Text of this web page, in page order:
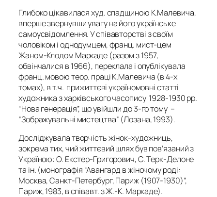
Глибоко цікавилася худ. спадщиною К.Малевича,
вперше звернувши увагу на його українське
самоусвідомлення. У співавторстві з своїм
чоловіком і однодумцем, франц. мист-цем
Жаном-Клодом Маркаде (разом з 1957,
обвінчалися в 1966), переклала і опублікувала
франц. мовою теор. праці К.Малевича (в 4-х
томах), в т.ч. прижиттєві україномовні статті
художника з харківського часопису 1928-1930 рр.
“Нова генерація”, що увійшли до 3-го тому –
“Зображувальні мистецтва” (Лозана, 1993).
Досліджувала творчість жінок-художниць,
зокрема тих, чий життєвий шлях був пов’язаний з
Україною: О. Екстер-Григорович, С. Терк-Делоне
та ін. (монографія “Авангард в жіночому роді:
Москва, Санкт-Петербург, Париж (1907-1930)”,
Париж, 1983, в співавт. з Ж.-К. Маркаде).